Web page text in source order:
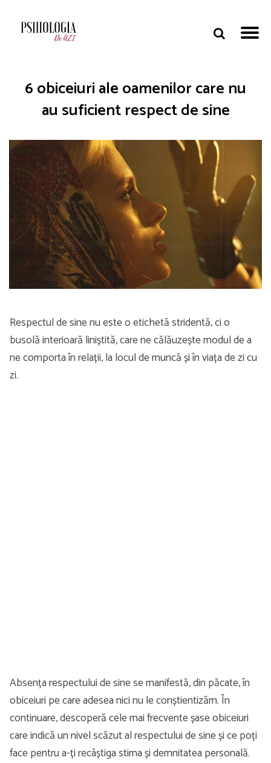
6 obiceiuri ale oamenilor care nu
au suficient respect de sine
Respectul de sine nu este o etichetă stridentă, ci o
busolă interioară liniștită, care ne călăuzește modul de a
ne comporta în relații, la locul de muncă și în viața de zi cu
zi.
Absența respectului de sine se manifestă, din păcate, în
obiceiuri pe care adesea nici nu le conștientizăm. În
continuare, descoperă cele mai frecvente șase obiceiuri
care indică un nivel scăzut al respectului de sine și ce poți
face pentru a-ți recâștiga stima și demnitatea personală.